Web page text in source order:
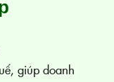
giúp doanh